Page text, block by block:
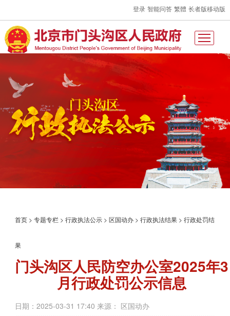
登录 智能问答 繁體 长者版移动版
首页 >专题专栏 >行政执法公示 >区国动办 >行政执法结果 >行政处罚结
果
门头沟区人民防空办公室2025年3
月行政处罚公示信息
日期：2025-03-31 17:40 来源： 区国动办